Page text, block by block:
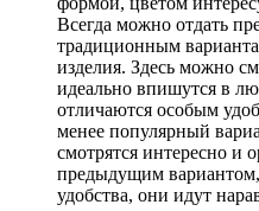
Всегда можно отдать
традиционным
изделия. Здесь можно
идеально впишутся в
отличаются особым
менее популярный
смотрятся интересно и
предыдущим
удобства, они идут